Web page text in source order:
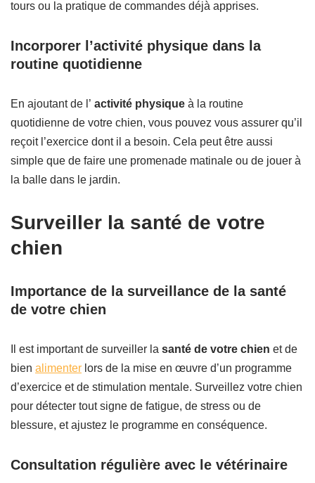
tours ou la pratique de commandes déjà apprises.
Incorporer l’activité physique dans la
routine quotidienne
En ajoutant de l’ activité physique à la routine
quotidienne de votre chien, vous pouvez vous assurer qu’il
reçoit l’exercice dont il a besoin. Cela peut être aussi
simple que de faire une promenade matinale ou de jouer à
la balle dans le jardin.
Surveiller la santé de votre
chien
Importance de la surveillance de la santé
de votre chien
Il est important de surveiller la santé de votre chien et de
bien alimenter lors de la mise en œuvre d’un programme
d’exercice et de stimulation mentale. Surveillez votre chien
pour détecter tout signe de fatigue, de stress ou de
blessure, et ajustez le programme en conséquence.
Consultation régulière avec le vétérinaire